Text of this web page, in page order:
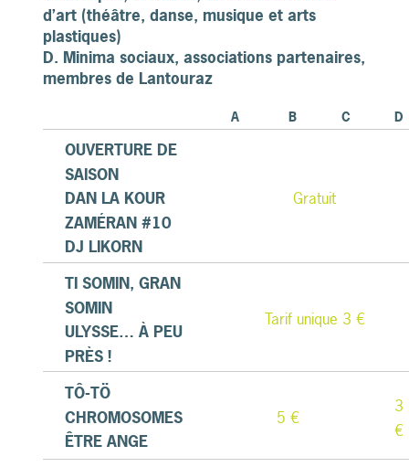
d’art (théâtre, danse, musique et arts
plastiques)
D. Minima sociaux, associations partenaires,
membres de Lantouraz
A B C D
OUVERTURE DE
SAISON
DAN LA KOUR
ZAMÉRAN #10
DJ LIKORN
Gratuit
TI SOMIN, GRAN
SOMIN
ULYSSE… À PEU
PRÈS !
Tarif unique 3 €
TÔ-TÖ
CHROMOSOMES
ÊTRE ANGE
5 €
3
€